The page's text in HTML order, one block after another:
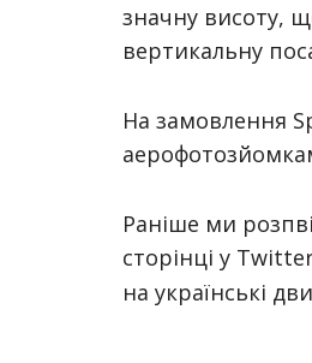
значну висоту,
вертикальну
На замовлення
Раніше ми
сторінці у
на українські